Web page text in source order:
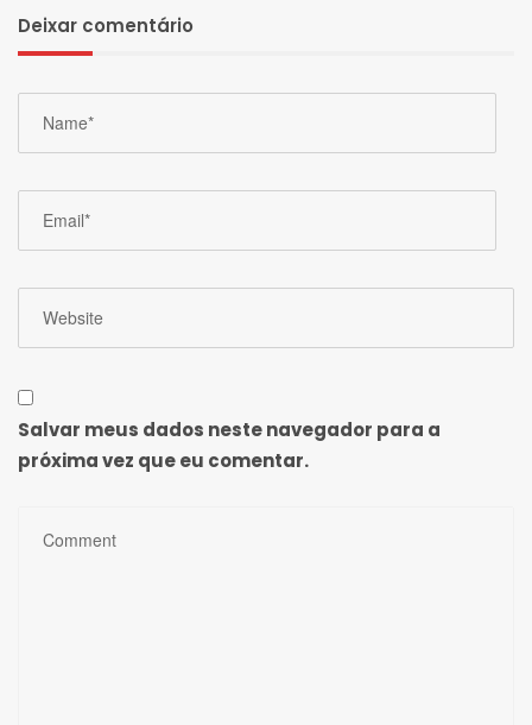
Deixar comentário
Salvar meus dados neste navegador para a
próxima vez que eu comentar.